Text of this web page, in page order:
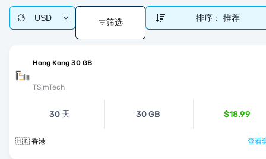
USD 筛选 排序： 推荐
Hong Kong 30 GB
TSimTech
30 天 30 GB $18.99
🇭🇰 香港 查看